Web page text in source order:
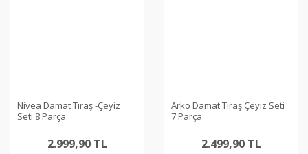
Nivea Damat Tıraş -Çeyiz
Seti 8 Parça
2.999,90 TL
Arko Damat Tıraş Çeyiz Seti
7 Parça
2.499,90 TL